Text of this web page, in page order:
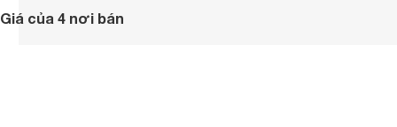
Giá của 4 nơi bán